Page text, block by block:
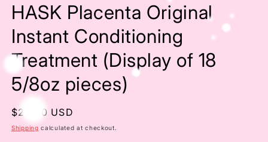
HASK Placenta Original
Instant Conditioning
Treatment (Display of 18
5/8oz pieces)
Regular
price
$25.00 USD
Shipping calculated at checkout.